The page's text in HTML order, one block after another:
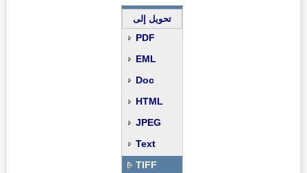
تحويل إلى
PDF
EML
Doc
HTML
JPEG
Text
TIFF